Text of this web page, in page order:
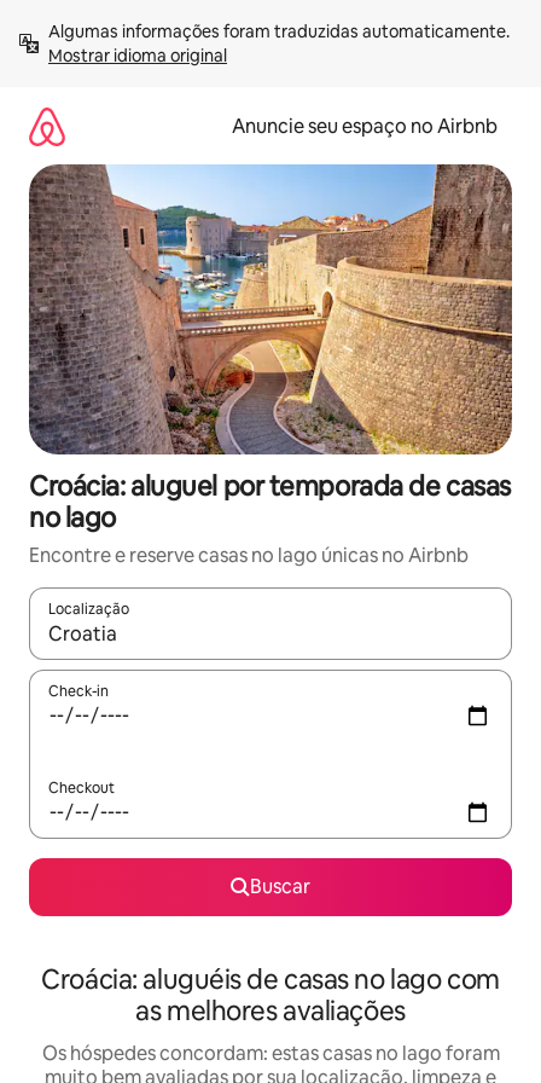
para
Mostrar idioma original
Anuncie seu espaço no Airbnb
Croácia: aluguel por temporada de casas
no lago
Encontre e reserve casas no lago únicas no Airbnb
Localização
Quando os resultados estiverem disponíveis, explore-os
Check-in
Checkout
Buscar
Croácia: aluguéis de casas no lago com
as melhores avaliações
Os hóspedes concordam: estas casas no lago foram
muito bem avaliadas por sua localização, limpeza e